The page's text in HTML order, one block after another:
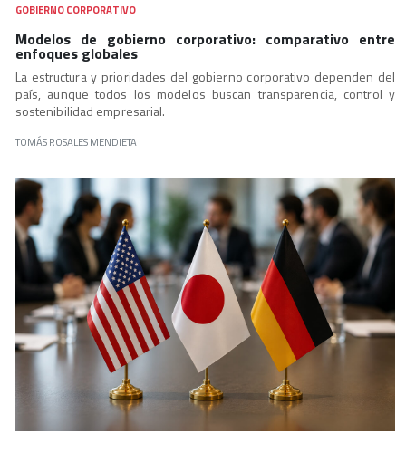
GOBIERNO CORPORATIVO
Modelos de gobierno corporativo: comparativo entre
enfoques globales
La estructura y prioridades del gobierno corporativo dependen del
país, aunque todos los modelos buscan transparencia, control y
sostenibilidad empresarial.
TOMÁS ROSALES MENDIETA